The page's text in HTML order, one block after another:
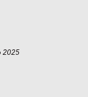
2025